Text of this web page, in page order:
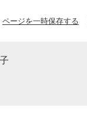
ページを一時保存する